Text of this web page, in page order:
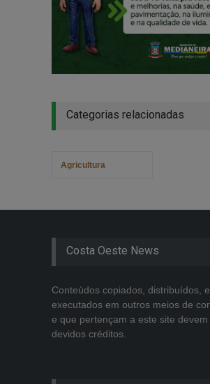
Categorias relacionadas
Agricultura
Costa Oeste News
Conteúdos copiados, distribuídos,
executados em outros meios de
e que pertençam a este site
devidos créditos.